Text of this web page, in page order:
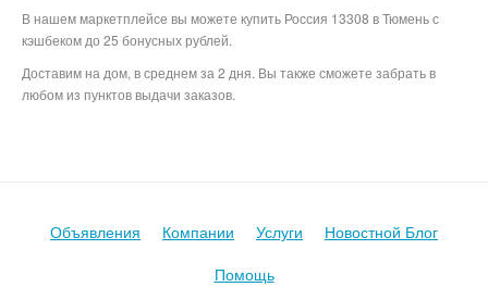
В нашем маркетплейсе вы можете купить Россия 13308 в Тюмень с
кэшбеком до 25 бонусных рублей.
Доставим на дом, в среднем за 2 дня. Вы также сможете забрать в
любом из пунктов выдачи заказов.
Объявления Компании Услуги
Новостной Блог
Помощь